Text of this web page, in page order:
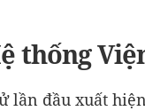
thống
lần đầu xuất